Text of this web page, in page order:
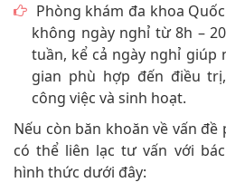
Phòng khám đa khoa
không ngày nghỉ từ 8h –
tuần, kể cả ngày nghỉ giúp
gian phù hợp đến điều
công việc và sinh hoạt.
Nếu còn băn khoăn về vấn
có thể liên lạc tư vấn với
hình thức dưới đây: